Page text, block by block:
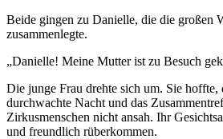
Beide gingen zu Danielle, die die großen
zusammenlegte.
„Danielle! Meine Mutter ist zu Besuch
Die junge Frau drehte sich um. Sie hoffte,
durchwachte Nacht und das
Zirkusmenschen nicht ansah. Ihr
und freundlich rüberkommen.